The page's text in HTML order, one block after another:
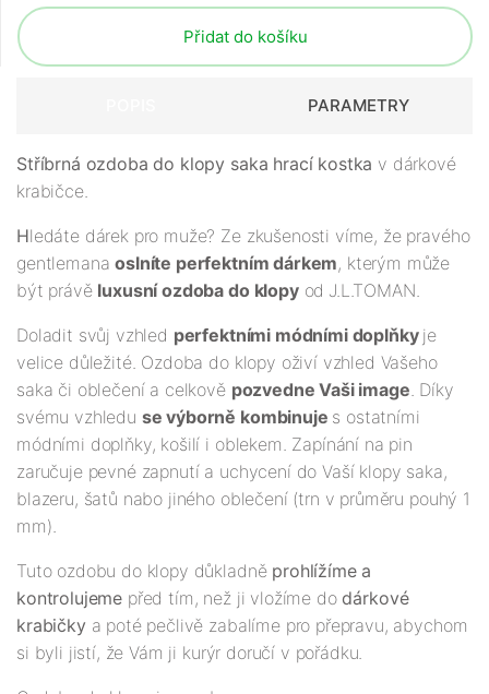
Přidat do košíku
PARAMETRY
Stříbrná ozdoba do klopy saka hrací kostka v dárkové
krabičce.
Hledáte dárek pro muže? Ze zkušenosti víme, že pravého
gentlemanaoslníte perfektním dárkem, kterým může
být právě luxusní ozdoba do klopyod J.L.TOMAN.
Doladit svůj vzhled perfektními módními doplňky je
velice důležité. Ozdoba do klopy oživí vzhled Vašeho
saka či oblečení a celkově pozvedne Vaši image . Díky
svému vzhledu se výborně kombinuje s ostatními
módními doplňky, košilí i oblekem. Zapínání na pin
zaručuje pevné zapnutí a uchycení do Vaší klopy saka,
blazeru, šatů nabo jiného oblečení (trn v průměru pouhý 1
mm).
Tuto ozdobu do klopy důkladně prohlížíme a
kontrolujeme před tím, než ji vložíme do dárkové
krabičkya poté pečlivě zabalíme pro přepravu, abychom
si byli jistí, že Vám ji kurýr doručí v pořádku.